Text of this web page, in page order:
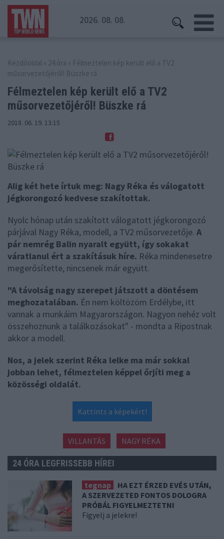
2026. 08. 08.
Kezdőoldal » 24 óra » Félmeztelen kép került elő a TV2
műsorvezetőjéről! Büszke rá
Félmeztelen kép került elő a TV2
műsorvezetőjéről! Büszke rá
2018. 06. 19. 13:15
Alig két hete írtuk meg: Nagy Réka és válogatott
jégkorongozó kedvese szakítottak.
Nyolc hónap után szakított válogatott jégkorongozó
párjával Nagy Réka, modell, a TV2 műsorvezetője. A
pár nemrég Balin nyaralt együtt, így sokakat
váratlanul ért a szakításuk híre. Réka mindenesetre
megerősítette, nincsenek már együtt.
"A távolság nagy szerepet játszott a döntésem
meghozatalában. Én nem költözöm Erdélybe, itt
vannak a munkáim Magyarországon. Nagyon nehéz volt
összehoznunk a találkozásokat" - mondta a Ripostnak
akkor a modell.
Nos, a jelek szerint Réka lelke ma már sokkal
jobban lehet, félmeztelen képpel őrjíti meg a
közösségi oldalát.
Kattints a képekért!
VILLANTÁS NAGY RÉKA
24 ÓRA LEGFRISSEBB HÍREI
tegnap
HA EZT ÉRZED EVÉS UTÁN,
A SZERVEZETED FONTOS DOLOGRA
PRÓBÁL FIGYELMEZTETNI
Figyelj a jelekre!